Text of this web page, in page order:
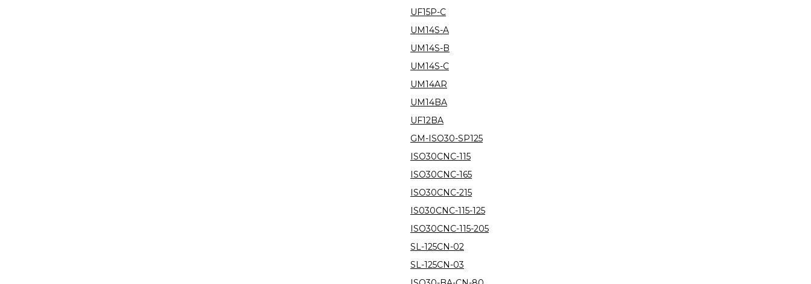
UF15P-C
UM14S-A
UM14S-B
UM14S-C
UM14AR
UM14BA
UF12BA
GM-ISO30-SP125
ISO30CNC-115
ISO30CNC-165
ISO30CNC-215
IS030CNC-115-125
ISO30CNC-115-205
SL-125CN-02
SL-125CN-03